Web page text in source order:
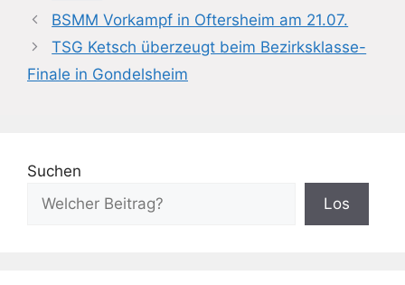
BSMM Vorkampf in Oftersheim am 21.07.
TSG Ketsch überzeugt beim Bezirksklasse-
Finale in Gondelsheim
Suchen
Los